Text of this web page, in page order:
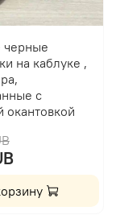
на каблуке ,
с
окантовкой